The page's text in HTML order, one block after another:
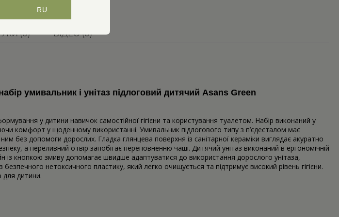
(0) ВІДЕО (0)
умивальник і унітаз підлоговий дитячий Asans Green
у дитини навичок самостійної гігієни та користування туалетом. Набір виконаний у
комфорт у щоденному використанні. Умивальник підлогового типу з п’єдесталом має
без допомоги дорослих. Гладка глянцева поверхня із санітарної кераміки виглядає акуратно
а переливний отвір запобігає переповненню чаші. Дитячий унітаз виконаний в ергономічній
кнопкою змиву допомагає швидше адаптуватися до використання дорослого унітаза,
нетоксичного пластику, який легко очищується та підтримує високий рівень гігієни.
для дитини.
RU